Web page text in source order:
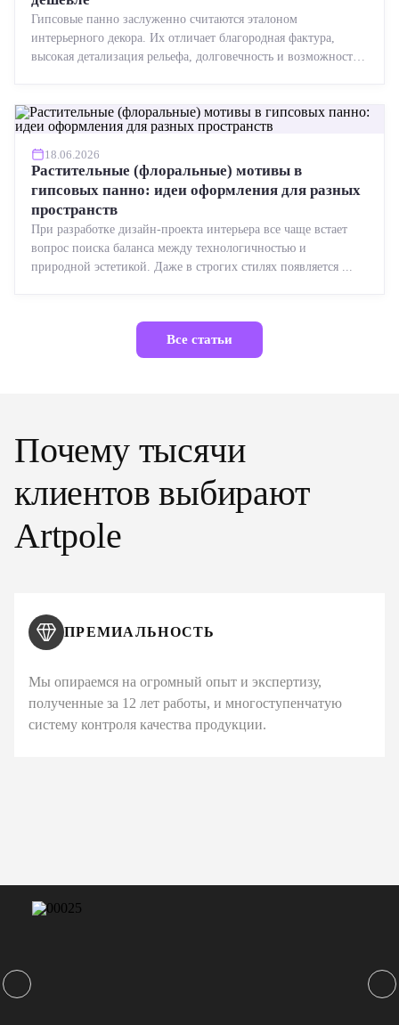
Гипсовые панно заслуженно считаются эталоном
интерьерного декора. Их отличает благородная фактура,
высокая детализация рельефа, долговечность и возможность
18.06.2026
Растительные (флоральные) мотивы в
гипсовых панно: идеи оформления для разных
пространств
При разработке дизайн-проекта интерьера все чаще встает
вопрос поиска баланса между технологичностью и
природной эстетикой. Даже в строгих стилях появляется ...
Все статьи
Почему тысячи
клиентов выбирают
Artpole
ПРЕМИАЛЬНОСТЬ
Мы опираемся на огромный опыт и экспертизу,
полученные за 12 лет работы, и многоступенчатую
систему контроля качества продукции.